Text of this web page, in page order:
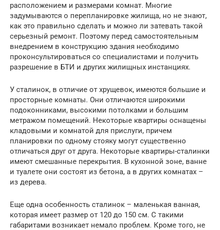
расположением и размерами комнат. Многие
задумываются о перепланировке жилища, но не знают,
как это правильно сделать и можно ли затевать такой
серьезный ремонт. Поэтому перед самостоятельным
внедрением в конструкцию здания необходимо
проконсультироваться со специалистами и получить
разрешение в БТИ и других жилищных инстанциях.
У сталинок, в отличие от хрущевок, имеются большие и
просторные комнаты. Они отличаются широкими
подоконниками, высокими потолками и большим
метражом помещений. Некоторые квартиры оснащены
кладовыми и комнатой для прислуги, причем
планировки по одному стояку могут существенно
отличаться друг от друга. Некоторые квартиры-сталинки
имеют смешанные перекрытия. В кухонной зоне, ванне
и туалете они состоят из бетона, а в других комнатах –
из дерева.
Еще одна особенность сталинок – маленькая ванная,
которая имеет размер от 120 до 150 см. С такими
габаритами возникает немало проблем. Кроме того, не